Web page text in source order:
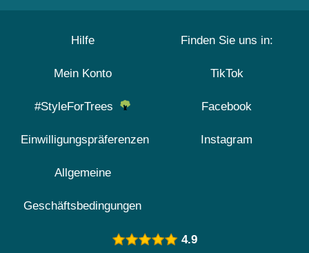
Hilfe
Mein Konto
#StyleForTrees
Einwilligungspräferenzen
Allgemeine
Geschäftsbedingungen
Finden Sie uns in:
TikTok
Facebook
Instagram
4.9